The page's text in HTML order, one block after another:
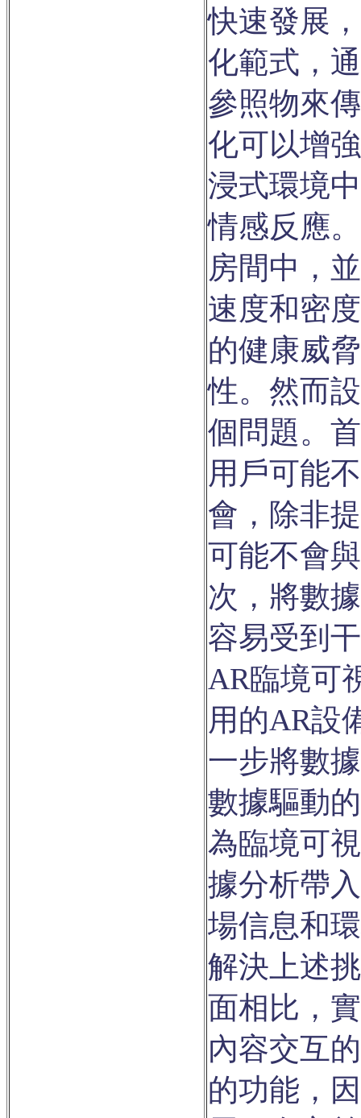
快速發展
化範式，
參照物來
化可以增
浸式環境
情感反應
房間中，
速度和密
的健康威
性。然而
個問題。
用戶可能
會，除非
可能不會
次，將數
容易受到
AR臨境可
用的AR設
一步將數
數據驅動
為臨境可
據分析帶
場信息和
解決上述
面相比，
內容交互
的功能，